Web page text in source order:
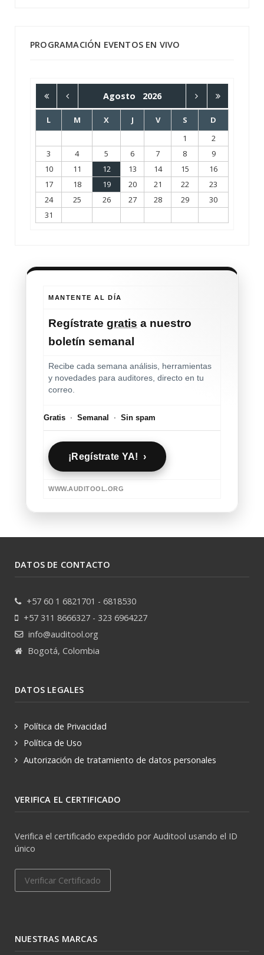
PROGRAMACIÓN EVENTOS EN VIVO
Agosto 2026
L M X J V S
D
1
2
3
4 5 6 7 8
9
10
11 12 13 14 15
16
17
18 19 20 21 22
23
24
25 26 27 28 29
30
31
MANTENTE AL DÍA
Regístrate gratis a nuestro
boletín semanal
Recibe cada semana análisis, herramientas
y novedades para auditores, directo en tu
correo.
Gratis · Semanal · Sin spam
¡Regístrate YA! ›
WWW.AUDITOOL.ORG
DATOS DE CONTACTO
+57 60 1 6821701 - 6818530
+57 311 8666327 - 323 6964227
info@auditool.org
Bogotá, Colombia
DATOS LEGALES
Política de Privacidad
Política de Uso
Autorización de tratamiento de datos personales
VERIFICA EL CERTIFICADO
Verifica el certificado expedido por Auditool usando el ID
único
Verificar Certificado
NUESTRAS MARCAS